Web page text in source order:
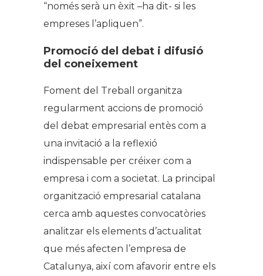
“només serà un èxit –ha dit- si les
empreses l’apliquen”.
Promoció del debat i difusió
del coneixement
Foment del Treball organitza
regularment accions de promoció
del debat empresarial entès com a
una invitació a la reflexió
indispensable per créixer com a
empresa i com a societat. La principal
organització empresarial catalana
cerca amb aquestes convocatòries
analitzar els elements d’actualitat
que més afecten l’empresa de
Catalunya, així com afavorir entre els